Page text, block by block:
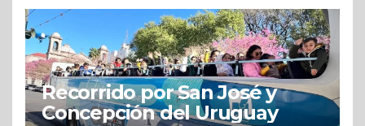
Recorrido por San José y
Concepción del Uruguay